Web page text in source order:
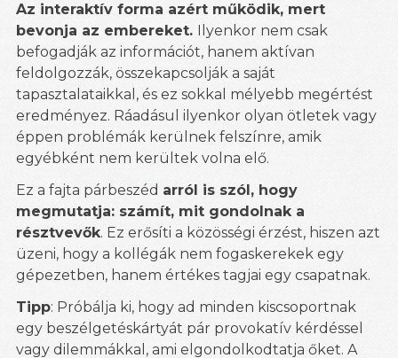
Az interaktív forma azért működik, mert
bevonja az embereket.
Ilyenkor nem csak
befogadják az információt, hanem aktívan
feldolgozzák, összekapcsolják a saját
tapasztalataikkal, és ez sokkal mélyebb megértést
eredményez. Ráadásul ilyenkor olyan ötletek vagy
éppen problémák kerülnek felszínre, amik
egyébként nem kerültek volna elő.
Ez a fajta párbeszéd arról is szól, hogy
megmutatja: számít, mit gondolnak a
résztvevők. Ez erősíti a közösségi érzést, hiszen azt
üzeni, hogy a kollégák nem fogaskerekek egy
gépezetben, hanem értékes tagjai egy csapatnak.
Tipp: Próbálja ki, hogy ad minden kiscsoportnak
egy beszélgetéskártyát pár provokatív kérdéssel
vagy dilemmákkal, ami elgondolkodtatja őket. A